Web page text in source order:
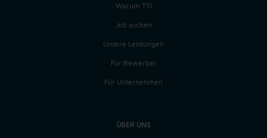
Warum TTI
Job suchen
Unsere Leistungen
Für Bewerber
Für Unternehmen
ÜBER UNS